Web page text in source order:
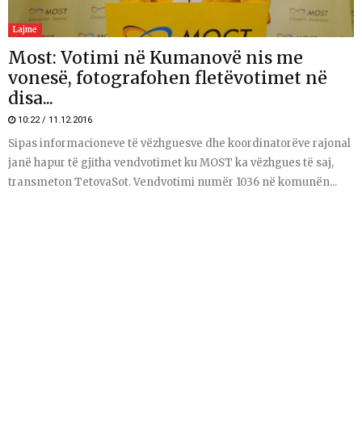
Lajme
Most: Votimi në Kumanovë nis me
vonesë, fotografohen fletëvotimet në
disa...
10:22 / 11.12.2016
Sipas informacioneve të vëzhguesve dhe koordinatorëve rajonal
janë hapur të gjitha vendvotimet ku MOST ka vëzhgues të saj,
transmeton TetovaSot. Vendvotimi numër 1036 në komunën...